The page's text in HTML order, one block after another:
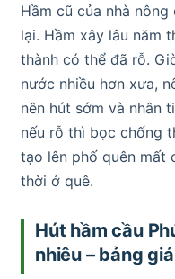
Hầm cũ của nhà
lại. Hầm xây lâu năm
thành có thể đã rỗ.
nước nhiều hơn xưa,
nên hút sớm và nhân
nếu rỗ thì bọc chống
tạo lên phố quên mất
thời ở quê.
Hút hầm cầu
nhiêu – bảng